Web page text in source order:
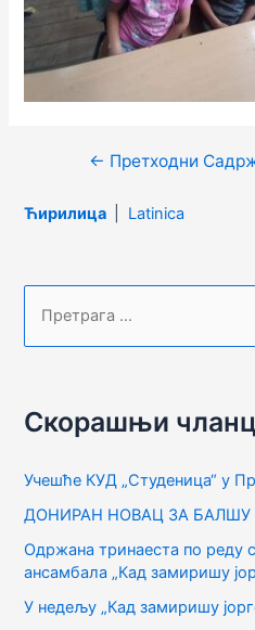
Кретање
← Претходни
Ћирилица Latinica
р
г
а
з
а
:
Скорашњи
Учешће КУД „Студеница“ у
ДОНИРАН НОВАЦ ЗА БАЛШУ
Одржана тринаеста по реду
ансамбала „Кад замиришу
У недељу „Кад замиришу